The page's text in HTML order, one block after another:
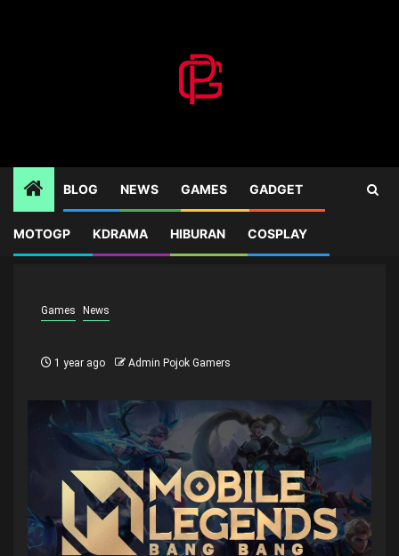
BLOG NEWS GAMES GADGET
MOTOGP KDRAMA HIBURAN COSPLAY
Home Games
Games News
1 year ago Admin Pojok Gamers